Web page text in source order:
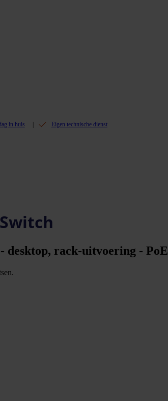
in huis Eigen technische dienst
desktop, rack-uitvoering - PoE